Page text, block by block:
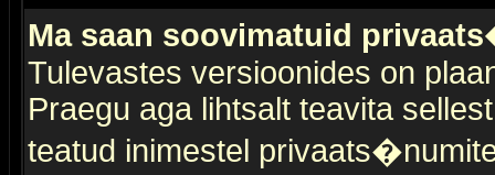
Ma saan soovimatuid
Tulevastes versioonides on
Praegu aga lihtsalt teavita
teatud inimestel